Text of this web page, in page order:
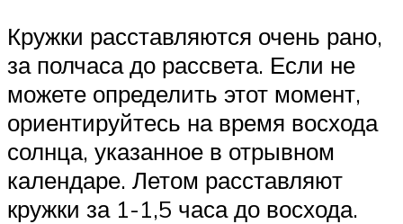
Кружки расставляются очень рано,
за полчаса до рассвета. Если не
можете определить этот момент,
ориентируйтесь на время восхода
солнца, указанное в отрывном
календаре. Летом расставляют
кружки за 1-1,5 часа до восхода.